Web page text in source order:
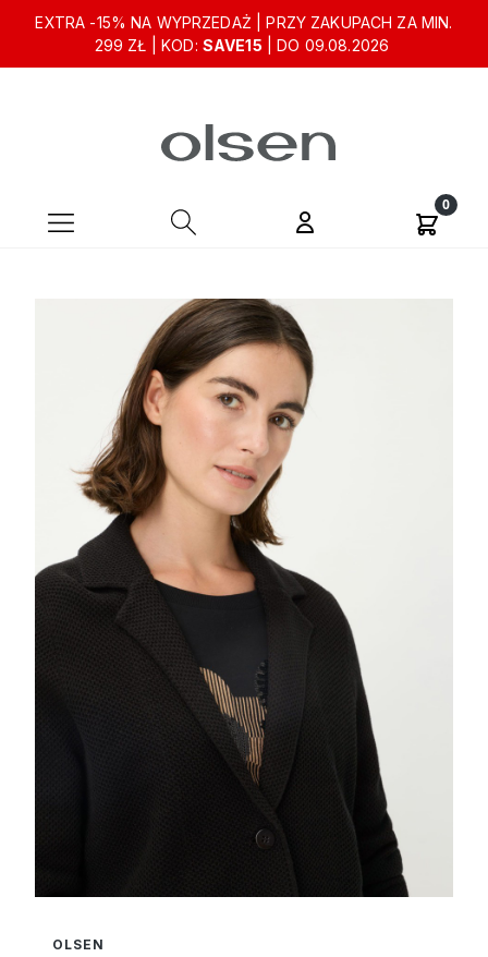
EXTRA -15% NA WYPRZEDAŻ | PRZY ZAKUPACH ZA MIN.
299 ZŁ | KOD: SAVE15 | DO 09.08.2026
OLSEN